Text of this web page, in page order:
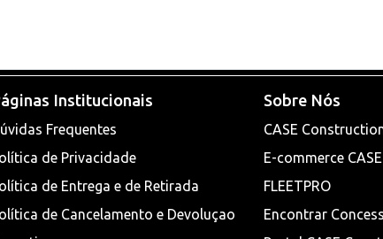
Institucionais
Frequentes
de Privacidade
de Entrega e de Retirada
de Cancelamento e Devoluçao
Sobre Nós
CASE
E-commerce CASE
FLEETPRO
Encontrar